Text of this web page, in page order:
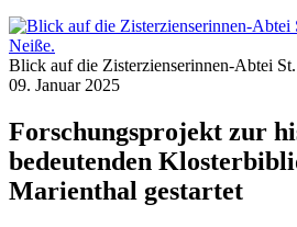
Blick auf die Zisterzienserinnen-Abtei
09. Januar 2025
Forschungsprojekt zur
bedeutenden
Marienthal gestartet